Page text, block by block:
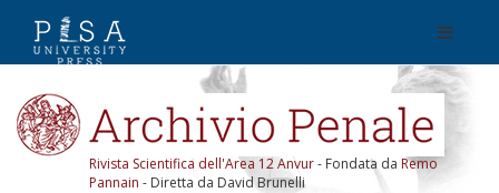
Rivista Scientifica dell'Area 12 Anvur- Fondata da Remo
Pannain - Diretta da David Brunelli